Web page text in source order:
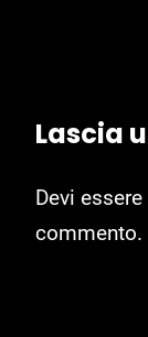
Lascia
Devi essere
commento.